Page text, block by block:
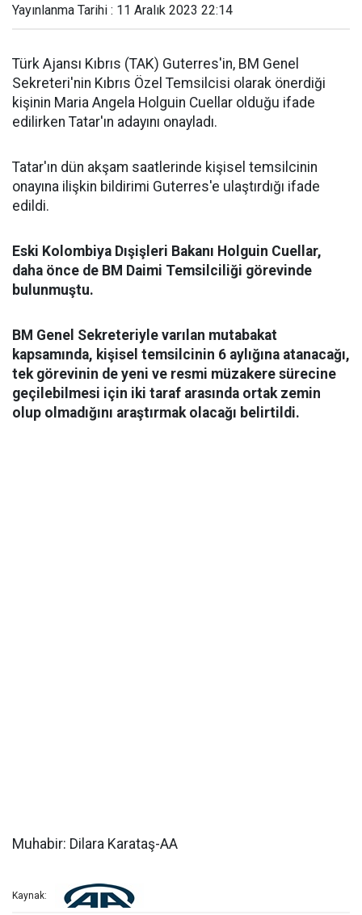
Yayınlanma Tarihi : 11 Aralık 2023 22:14
Türk Ajansı Kıbrıs (TAK) Guterres'in, BM Genel
Sekreteri'nin Kıbrıs Özel Temsilcisi olarak önerdiği
kişinin Maria Angela Holguin Cuellar olduğu ifade
edilirken Tatar'ın adayını onayladı.
Tatar'ın dün akşam saatlerinde kişisel temsilcinin
onayına ilişkin bildirimi Guterres'e ulaştırdığı ifade
edildi.
Eski Kolombiya Dışişleri Bakanı Holguin Cuellar,
daha önce de BM Daimi Temsilciliği görevinde
bulunmuştu.
BM Genel Sekreteriyle varılan mutabakat
kapsamında, kişisel temsilcinin 6 aylığına atanacağı,
tek görevinin de yeni ve resmi müzakere sürecine
geçilebilmesi için iki taraf arasında ortak zemin
olup olmadığını araştırmak olacağı belirtildi.
Muhabir: Dilara Karataş-AA
Kaynak: